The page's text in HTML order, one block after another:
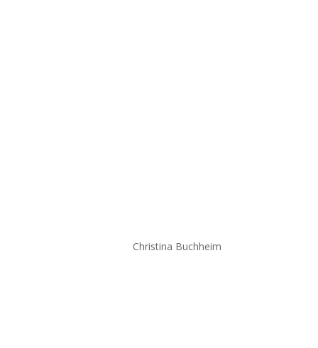
Christina Buchheim